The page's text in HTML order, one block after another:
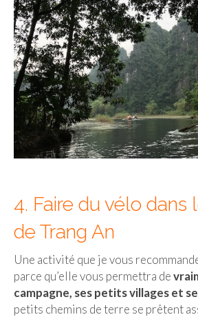
4. Faire du vélo dans
de Trang An
Une activité que je vous
parce qu’elle vous permettra de
campagne, ses petits villages et
petits chemins de terre se prêtent